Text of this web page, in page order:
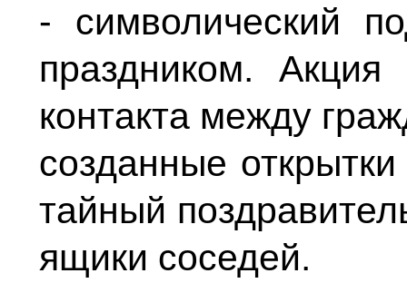
- символический
праздником.
контакта между
созданные
тайный
ящики соседей.